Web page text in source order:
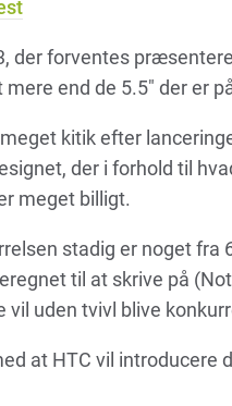
der forventes
mere end de 5.5″ der er
kitik efter
der i forhold til
meget billigt.
stadig er noget fra
til at skrive på
vil uden tvivl blive
at HTC vil introducere